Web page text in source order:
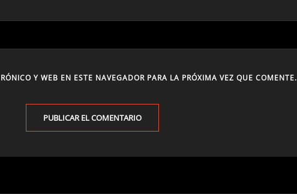
Y WEB EN ESTE NAVEGADOR PARA LA PRÓXIMA VEZ QUE COMENTE.